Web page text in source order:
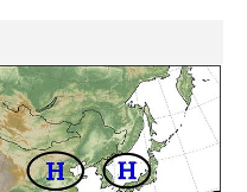
부근 기압계 모식도] ▲
수일수 32일로 관측 이
12일까지의 강수일수
기록하였고, 누적강수량
. 단풍 절정시기도 대부
리산에서 10월 하순경에
방에서는 11월 상순경에
10월에는 이동성고기압